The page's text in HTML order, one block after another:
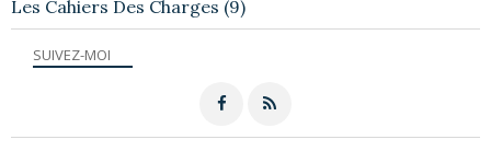
SUIVEZ-MOI
Les Cahiers Des Charges (9)